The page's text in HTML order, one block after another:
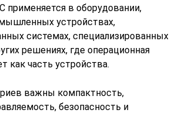
применяется в оборудовании,
устройствах,
системах, специализированных
решениях, где операционная
как часть устройства.
важны компактность,
безопасность и